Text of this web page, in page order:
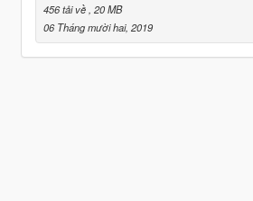
456 tải về , 20 MB
06 Tháng mười hai, 2019